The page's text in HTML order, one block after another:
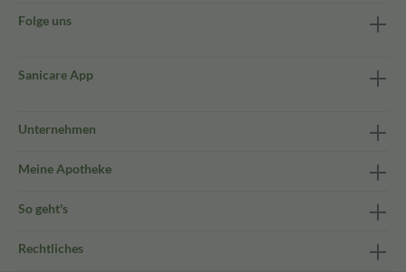
Folge uns
Sanicare App
Unternehmen
Meine Apotheke
So geht's
Rechtliches